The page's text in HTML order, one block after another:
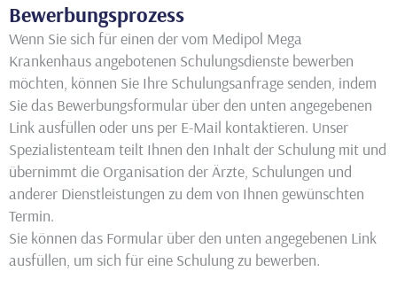
Bewerbungsprozess
Wenn Sie sich für einen der vom Medipol Mega
Krankenhaus angebotenen Schulungsdienste bewerben
möchten, können Sie Ihre Schulungsanfrage senden, indem
Sie das Bewerbungsformular über den unten angegebenen
Link ausfüllen oder uns per E-Mail kontaktieren. Unser
Spezialistenteam teilt Ihnen den Inhalt der Schulung mit und
übernimmt die Organisation der Ärzte, Schulungen und
anderer Dienstleistungen zu dem von Ihnen gewünschten
Termin.
Sie können das Formular über den unten angegebenen Link
ausfüllen, um sich für eine Schulung zu bewerben.